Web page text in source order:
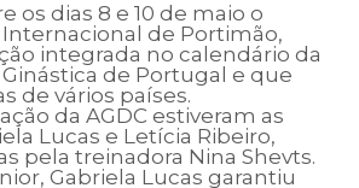
os dias 8 e 10 de maio o
Internacional de Portimão,
integrada no calendário da
de Portugal e que
de vários países.
da AGDC estiveram as
Lucas e Letícia Ribeiro,
pela treinadora Nina Shevts.
Gabriela Lucas garantiu